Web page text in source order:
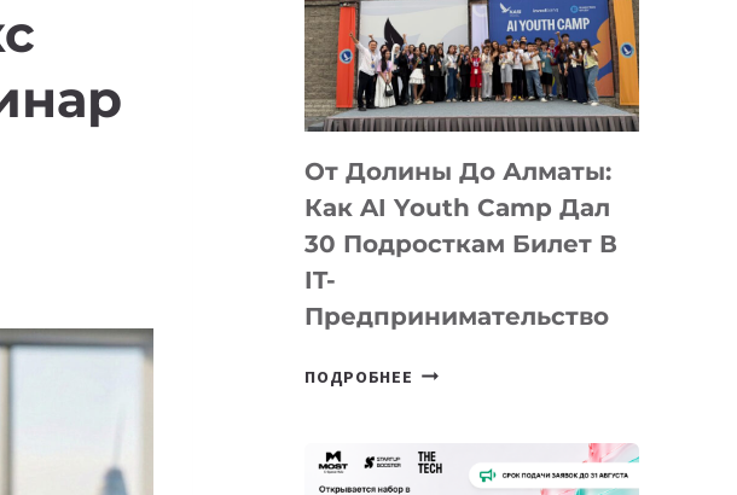
От Долины До Алматы:
Как AI Youth Camp Дал
30 Подросткам Билет В
IT-
Предпринимательство
ПОДРОБНЕЕ ОТ
АЛМАТЫ: